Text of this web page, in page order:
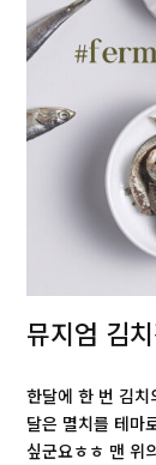
뮤지엄 김
한달에 한 번 김치
달은 멸치를 테마
싶군요ㅎㅎ 맨 위